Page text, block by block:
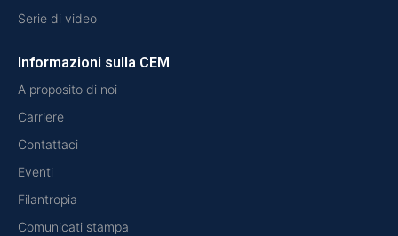
Serie di video
Informazioni sulla CEM
A proposito di noi
Carriere
Contattaci
Eventi
Filantropia
Comunicati stampa